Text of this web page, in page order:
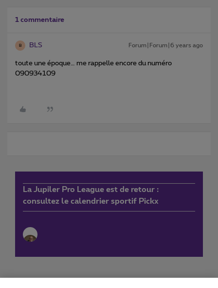
1 commentaire
B BLS Forum|Forum|6 years ago
toute une époque… me rappelle encore du numéro
090934109
La Jupiler Pro League est de retour :
consultez le calendrier sportif Pickx